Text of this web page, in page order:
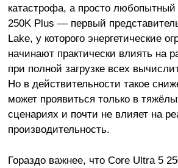
катастрофа, а просто
250K Plus — первый
Lake, у которого энергетические
начинают практически влиять на
при полной загрузке всех
Но в действительности такое
может проявиться только в
сценариях и почти не влияет на
производительность.
Гораздо важнее, что Core Ultra 5